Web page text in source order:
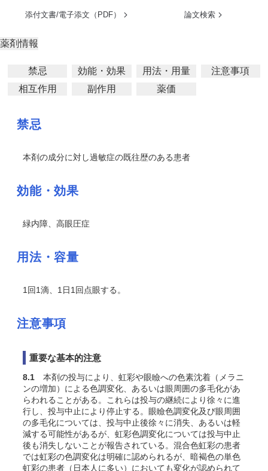
添付文書/電子添文（PDF） 論文検索
薬剤情報
禁忌 効能・効果 用法・用量
注意事項
相互作用
副作用 薬価
禁忌
本剤の成分に対し過敏症の既往歴のある患者
効能・効果
緑内障、高眼圧症
用法・容量
1回1滴、1日1回点眼する。
注意事項
重要な基本的注意
8.1 本剤の投与により、虹彩や眼瞼への色素沈着（メラニ
ンの増加）による色調変化、あるいは眼周囲の多毛化があ
らわれることがある。これらは投与の継続により徐々に進
行し、投与中止により停止する。眼瞼色調変化及び眼周囲
の多毛化については、投与中止後徐々に消失、あるいは軽
減する可能性があるが、虹彩色調変化については投与中止
後も消失しないことが報告されている。混合色虹彩の患者
では虹彩の色調変化は明確に認められるが、暗褐色の単色
虹彩の患者（日本人に多い）においても変化が認められて